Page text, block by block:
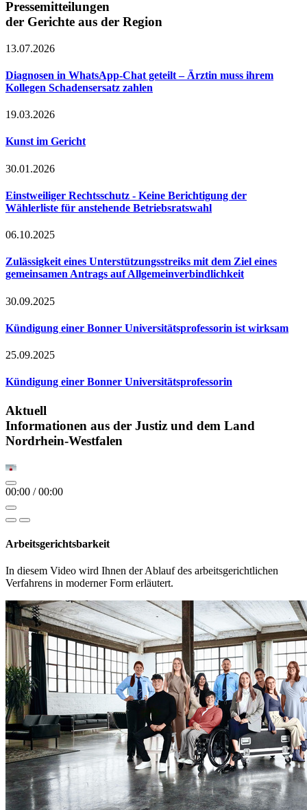
Pressemitteilungen
der Gerichte aus der Region
13.07.2026
Diagnosen in WhatsApp-Chat geteilt – Ärztin muss ihrem
Kollegen Schadensersatz zahlen
19.03.2026
Kunst im Gericht
30.01.2026
Einstweiliger Rechtsschutz - Keine Berichtigung der
Wählerliste für anstehende Betriebsratswahl
06.10.2025
Zulässigkeit eines Unterstützungsstreiks mit dem Ziel eines
gemeinsamen Antrags auf Allgemeinverbindlichkeit
30.09.2025
Kündigung einer Bonner Universitätsprofessorin ist wirksam
25.09.2025
Kündigung einer Bonner Universitätsprofessorin
Aktuell
Informationen aus der Justiz und dem Land
Nordrhein-Westfalen
00:00 /00:00
Arbeitsgerichtsbarkeit
In diesem Video wird Ihnen der Ablauf des arbeitsgerichtlichen
Verfahrens in moderner Form erläutert.